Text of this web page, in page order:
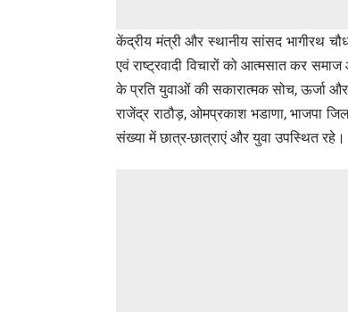
केंद्रीय मंत्री और स्थानीय सांसद भागीरथ
एवं राष्ट्रवादी विचारों को आत्मसात कर
के प्रति युवाओं की सकारात्मक सोच, ऊर्जा
राजेंद्र राठौड़, ओमप्रकाश भडाणा, भाजपा
संख्या में छात्र-छात्राएं और युवा उपस्थित रहे।